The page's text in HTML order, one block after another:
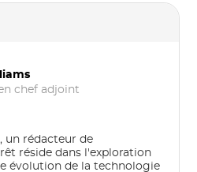
chef adjoint
un rédacteur de
réside dans l'exploration
évolution de la technologie